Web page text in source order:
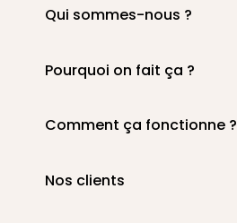
Qui sommes-nous ?
Pourquoi on fait ça ?
Comment ça fonctionne ?
Nos clients